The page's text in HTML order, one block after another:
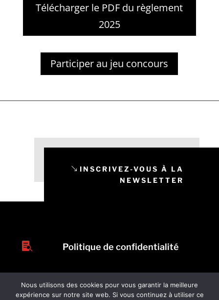
Télécharger le PDF du règlement
2025
Participer au jeu concours
INSCRIVEZ-VOUS À LA
NEWSLETTER
 Politique de confidentialité
Nous utilisons des cookies pour vous garantir la meilleure
expérience sur notre site web. Si vous continuez à utiliser ce